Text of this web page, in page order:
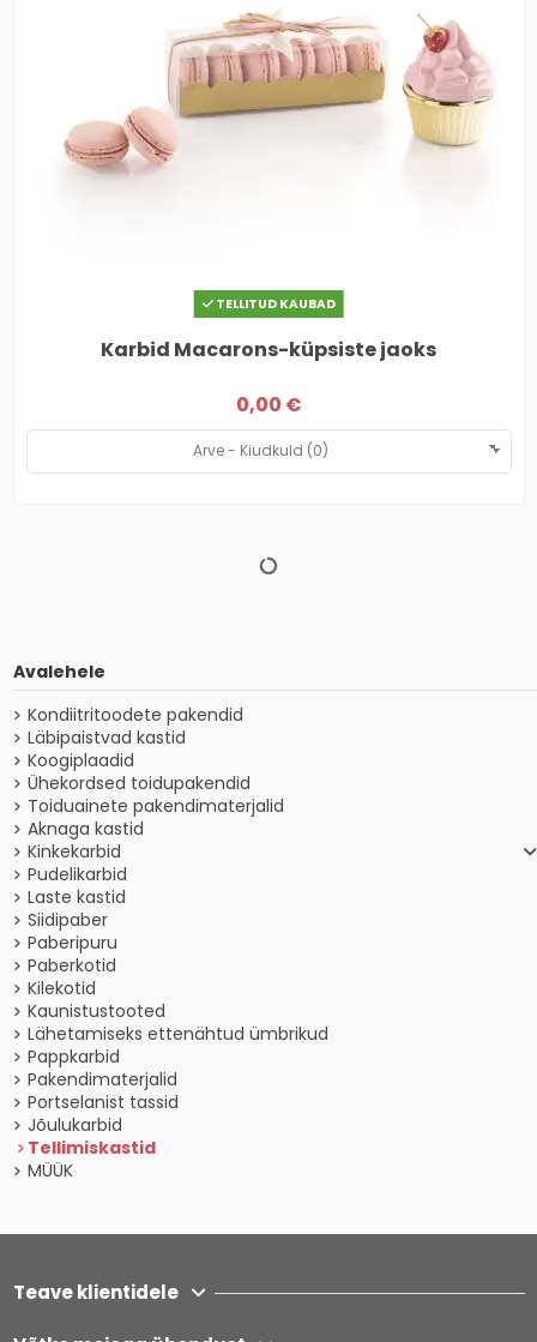
TELLITUD KAUBAD
Karbid Macarons-küpsiste jaoks
0,00 €
Avalehele
Kondiitritoodete pakendid
Läbipaistvad kastid
Koogiplaadid
Ühekordsed toidupakendid
Toiduainete pakendimaterjalid
Aknaga kastid
Kinkekarbid
Pudelikarbid
Laste kastid
Siidipaber
Paberipuru
Paberkotid
Kilekotid
Kaunistustooted
Lähetamiseks ettenähtud ümbrikud
Pappkarbid
Pakendimaterjalid
Portselanist tassid
Jõulukarbid
Tellimiskastid
MÜÜK
Teave klientidele